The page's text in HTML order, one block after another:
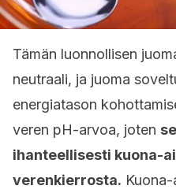
Tämän luonnollisen
neutraali, ja juoma
energiatason
veren pH-arvoa, joten
ihanteellisesti kuona-
verenkierrosta.